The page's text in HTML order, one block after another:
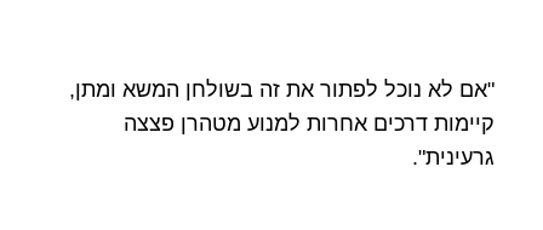
"אם לא נוכל לפתור את זה בשולחן המשא ומתן,
קיימות דרכים אחרות למנוע מטהרן פצצה
גרעינית".